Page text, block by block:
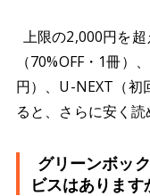
上限の2,000円を
（70%OFF・1冊）
円）、U-NEXT（初
ると、さらに安く読
グリーンボッ
ビスはあります